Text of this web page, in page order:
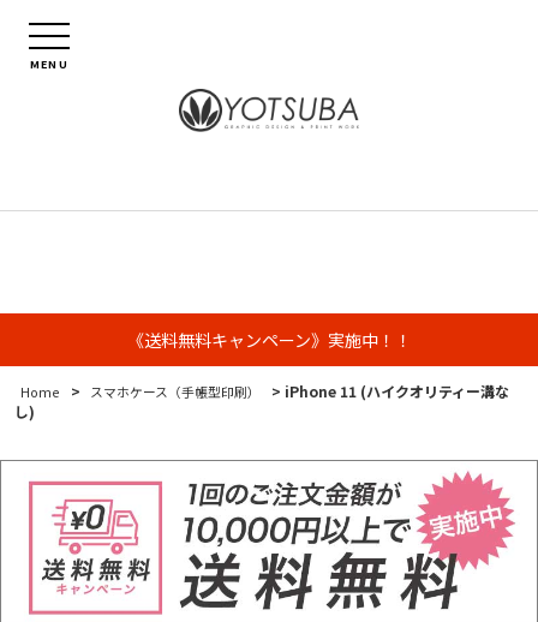
MENU
《送料無料キャンペーン》実施中！！
Home > スマホケース（手帳型印刷）
> iPhone 11 (ハイクオリティー溝な
し)